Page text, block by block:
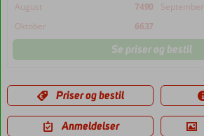
August 7490 September
Oktober
6637
Se priser og bestil
Priser og bestil
Anmeldelser